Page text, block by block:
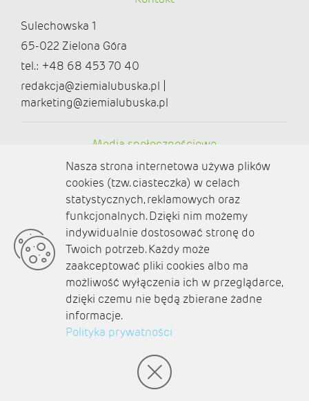
Sulechowska 1
65-022 Zielona Góra
tel.: +48 68 453 70 40
redakcja@ziemialubuska.pl |
marketing@ziemialubuska.pl
Media społecznościowe
O nas
Kontakt
Polityka prywatności
Aktualności
Zaplanuj podróż
© amb software 2004-2021
Nasza strona internetowa używa plików
cookies (tzw. ciasteczka) w celach
statystycznych, reklamowych oraz
funkcjonalnych. Dzięki nim możemy
indywidualnie dostosować stronę do
Twoich potrzeb. Każdy może
zaakceptować pliki cookies albo ma
możliwość wyłączenia ich w przeglądarce,
dzięki czemu nie będą zbierane żadne
informacje.
Polityka prywatności